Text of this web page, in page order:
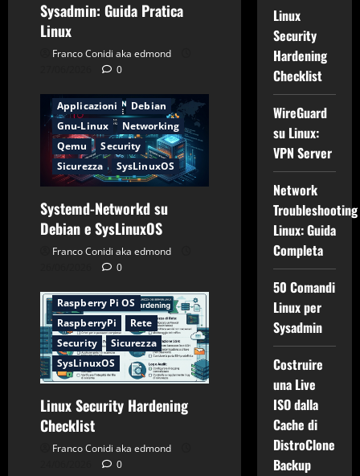
Sysadmin: Guida Pratica
Linux
Franco Conidi aka edmond
0
Applicazioni
Debian
Gnu-Linux
Networking
Qemu
Security
Sicurezza
SysLinuxOS
Systemd-Networkd su
Debian e SysLinuxOS
Franco Conidi aka edmond
0
Applicazioni
CentOS
Gnu-Linux
Raspberry Pi OS
RaspberryPi
Rete
Security
Sicurezza
SysLinuxOS
Linux Security Hardening
Checklist
Franco Conidi aka edmond
0
Linux
Security
Hardening
Checklist
WireGuard
su Linux:
VPN Server
Network
Troubleshooting
Linux: Guida
Completa
50 Comandi
Linux per
Sysadmin
Costruire
una Live
ISO dalla
Cache di
DistroClone
Backup